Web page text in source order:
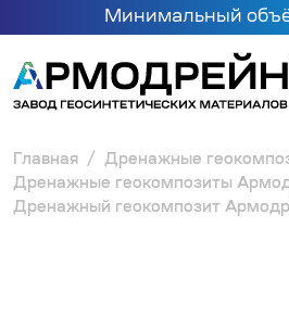
Главная
Дренажные
Дренажные геокомпозиты
Дренажный геокомпозит
Минимальный